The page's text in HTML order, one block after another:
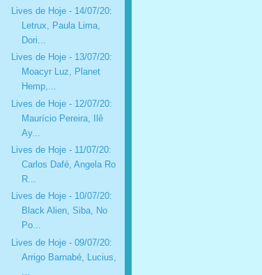
Lives de Hoje - 14/07/20:
Letrux, Paula Lima,
Dori...
Lives de Hoje - 13/07/20:
Moacyr Luz, Planet
Hemp,...
Lives de Hoje - 12/07/20:
Maurício Pereira, Ilê
Ay...
Lives de Hoje - 11/07/20:
Carlos Dafé, Angela Ro
R...
Lives de Hoje - 10/07/20:
Black Alien, Siba, No
Po...
Lives de Hoje - 09/07/20:
Arrigo Barnabé, Lucius,